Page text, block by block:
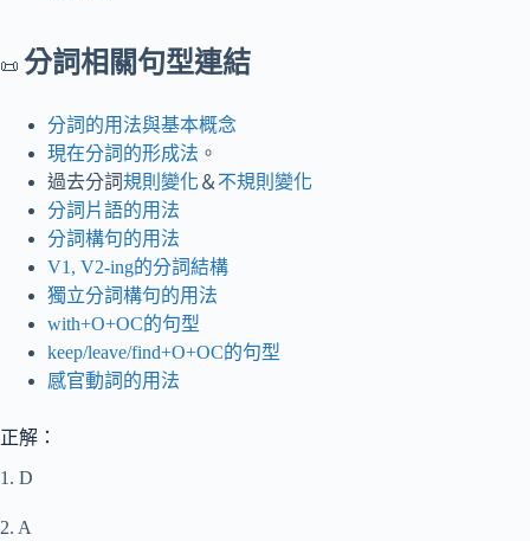
📜 分詞相關句型連結
分詞的用法與基本概念
現在分詞的形成法 。
過去分詞規則變化＆ 不規則變化
分詞片語的用法
分詞構句的用法
V1, V2-ing的分詞結構
獨立分詞構句的用法
with+O+OC的句型
keep/leave/find+O+OC的句型
感官動詞的用法
正解：
1. D
2. A